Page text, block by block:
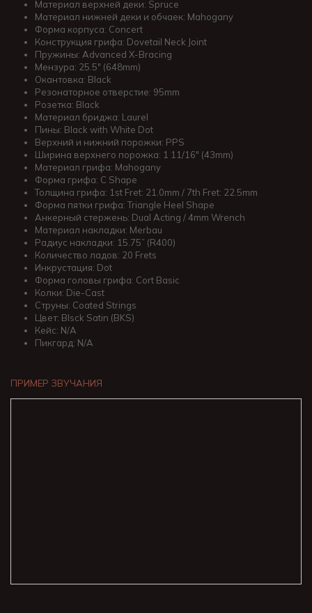
Материал верхней деки: Spruce
Материал нижней деки и обчаек: Mahogany
Форма корпуса: Concert
Конструкция грифа: Dovetail Neck Joint
Пружины: Advanced X-Bracing
Мензура: 25.5″ (648mm)
Окантовка: Black
Резонаторное отверстие: 95mm
Розетка: Black
Материал бриджа: Laurel
Пины: Black with White Dot
Верхний и нижний порожки: PPS
Ширина верхнего порожка: 1 11/16″ (43mm)
Материал грифа: Mahogany
Форма грифа: C Shape
Толщина грифа: 1st Fret: 21.0mm / 7th Fret: 22.5mm
Форма пятки грифа: Triangle Heel Shape
Анкерный стержень: Dual Acting / 4mm Wrench
Материал накладки: Merbau
Радиус накладки: 15.75” (R400)
Количество ладов: 20 Frets
Инкрустация: Dot
Форма головы грифа: Cort Basic
Колки: Die-Cast
Струны: Coated Strings
Цвет: Blsck Satin (BKS)
Кейс: N/A
Пикгард: N/A
ПРИМЕР ЗВУЧАНИЯ